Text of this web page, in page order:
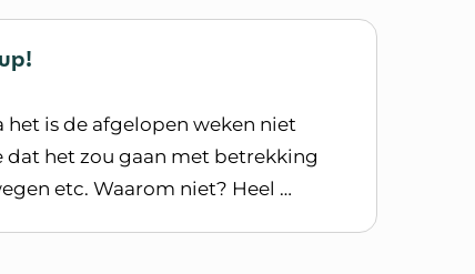
het is de afgelopen weken niet
dat het zou gaan met betrekking
etc. Waarom niet? Heel …